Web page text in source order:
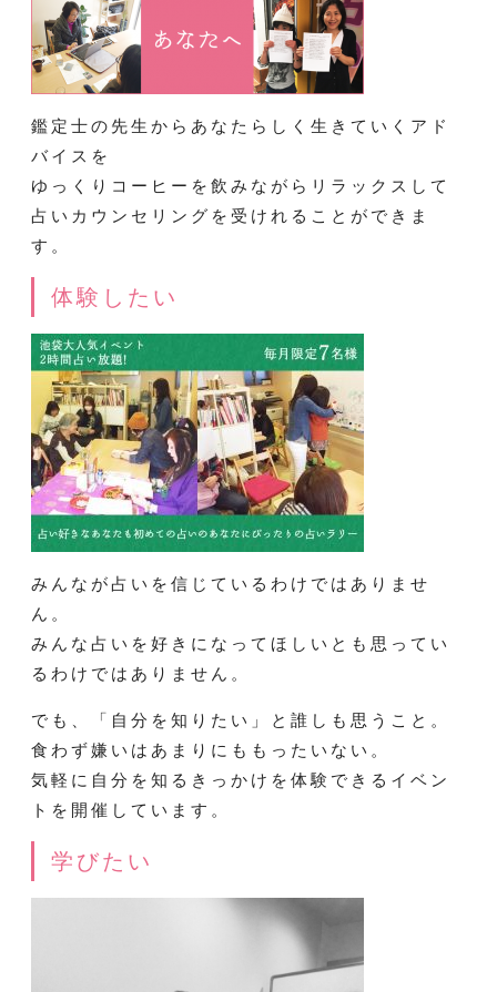
鑑定士の先生からあなたらしく生きていくアド
バイスを
ゆっくりコーヒーを飲みながらリラックスして
占いカウンセリングを受けれることができま
す。
体験したい
みんなが占いを信じているわけではありませ
ん。
みんな占いを好きになってほしいとも思ってい
るわけではありません。
でも、「自分を知りたい」と誰しも思うこと。
食わず嫌いはあまりにももったいない。
気軽に自分を知るきっかけを体験できるイベン
トを開催しています。
学びたい